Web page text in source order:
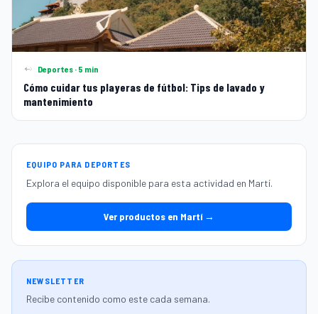
Deportes · 5 min
Cómo cuidar tus playeras de fútbol: Tips de lavado y
mantenimiento
EQUIPO PARA DEPORTES
Explora el equipo disponible para esta actividad en Martí.
Ver productos en Martí →
NEWSLETTER
Recibe contenido como este cada semana.